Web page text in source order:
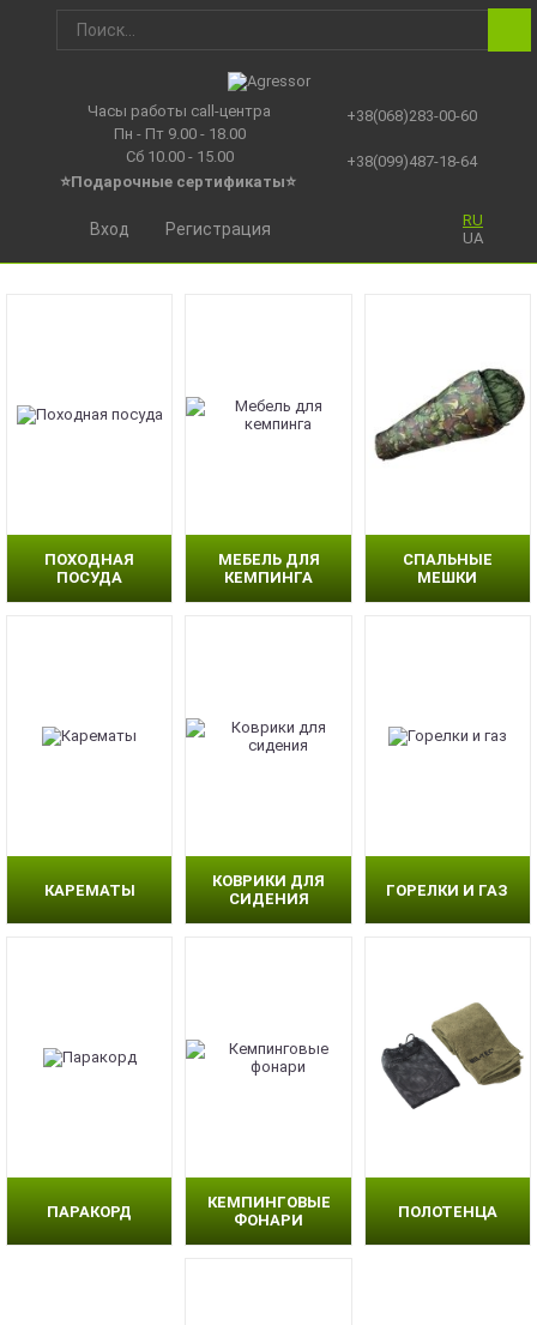
Часы работы call-центра
Пн - Пт 9.00 - 18.00
Сб 10.00 - 15.00
⭐Подарочные сертификаты⭐
+38(068)283-00-60
+38(099)487-18-64
RU
UA
Вход Регистрация
ПОХОДНАЯ
ПОСУДА
МЕБЕЛЬ ДЛЯ
КЕМПИНГА
СПАЛЬНЫЕ
МЕШКИ
КАРЕМАТЫ
КОВРИКИ ДЛЯ
СИДЕНИЯ
ГОРЕЛКИ И ГАЗ
ПАРАКОРД
КЕМПИНГОВЫЕ
ФОНАРИ
ПОЛОТЕНЦА